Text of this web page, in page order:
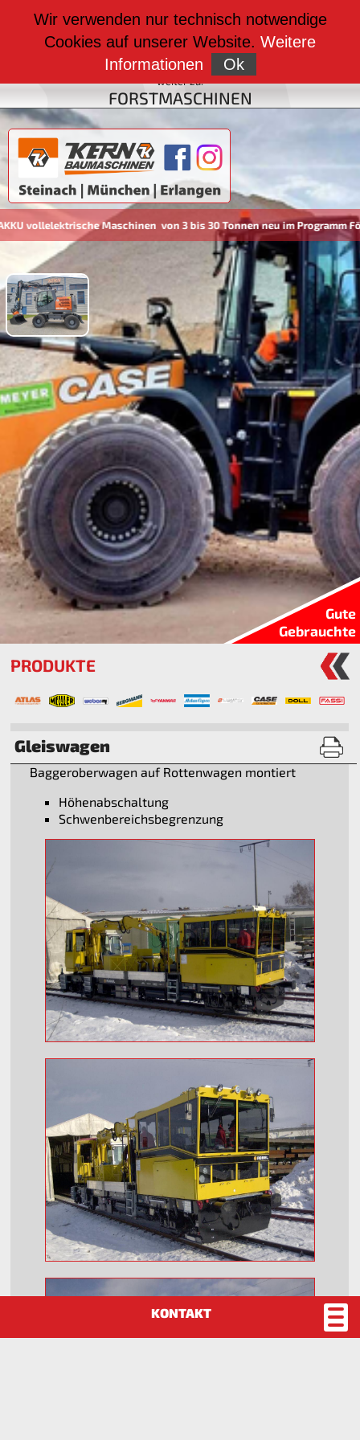
vollelektrische Maschinen von 3 bis 30 Tonnen neu im Programm
BAUMASCHINEN
weiter zu:
FAHRZEUGBAU
weiter zu:
FORSTMASCHINEN
Gute
Gebrauchte
PRODUKTE
Gleiswagen
Baggeroberwagen auf Rottenwagen montiert
Höhenabschaltung
Schwenbereichsbegrenzung
Wir verwenden nur technisch notwendige
Cookies auf unserer Website. Weitere
Informationen
Ok